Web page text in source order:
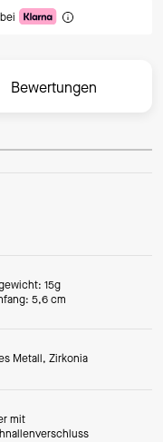
Bewertungen
15g
5,6 cm
Metall, Zirkonia
mit